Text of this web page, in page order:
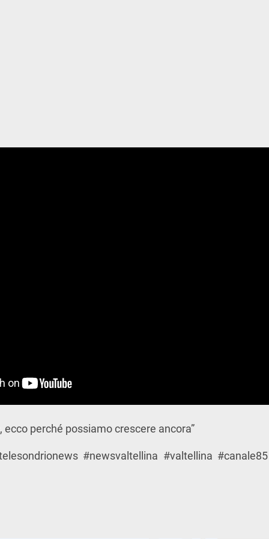
ecco perché possiamo crescere ancora”
#newsvaltellina #valtellina